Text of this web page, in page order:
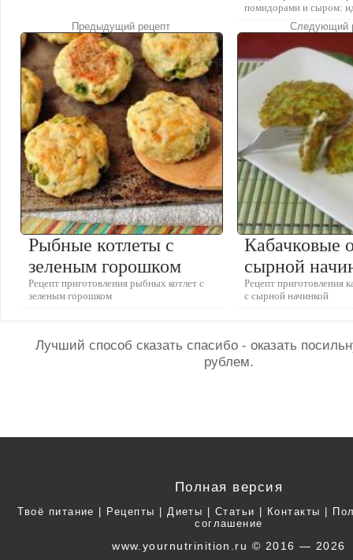
помидорами и сыром:
Предыдущий рецепт
Рыбные котлеты c
зеленым горошком
Рецепт приготовления рыбных котлет c
зеленым горошком
Следующий
Кабачковые
сырной
Рецепт приготовления
с сырной начинкой
Лучший способ сказать спасибо - оказать
рублем.
Полная версия
Твоё питание Рецепты |Диеты Статьи Контакты
соглашение
www.yournutrinition.ru © 2016 — 2026